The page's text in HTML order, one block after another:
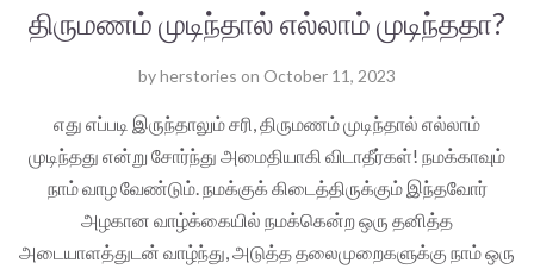
திருமணம் முடிந்தால் எல்லாம் முடிந்ததா?
byherstories on October 11, 2023
எது எப்படி இருந்தாலும் சரி, திருமணம் முடிந்தால் எல்லாம்
முடிந்தது என்று சோர்ந்து அமைதியாகி விடாதீர்கள்! நமக்காவும்
நாம் வாழ வேண்டும். நமக்குக் கிடைத்திருக்கும் இந்தவோர்
அழகான வாழ்க்கையில் நமக்கென்ற ஒரு தனித்த
அடையாளத்துடன் வாழ்ந்து, அடுத்த தலைமுறைகளுக்கு நாம் ஒரு